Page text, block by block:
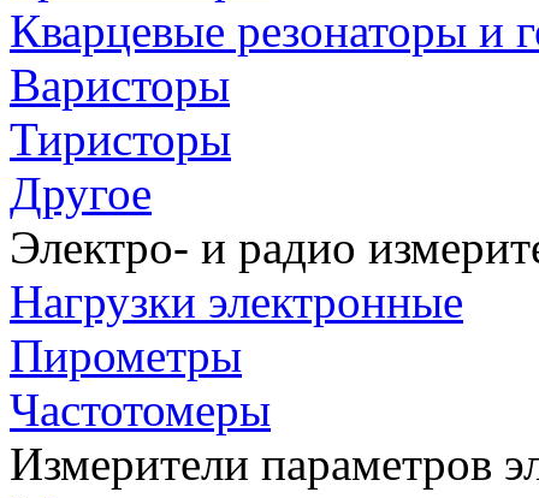
Кварцевые резонаторы и
Варисторы
Тиристоры
Другое
Электро- и радио
Нагрузки электронные
Пирометры
Частотомеры
Измерители параметров